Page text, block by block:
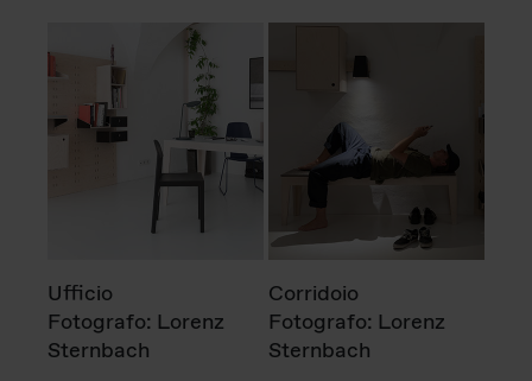
Ufficio
Fotografo: Lorenz
Sternbach
Corridoio
Fotografo: Lorenz
Sternbach